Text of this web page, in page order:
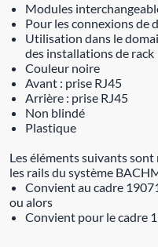
Modules
Pour les connexions de
Utilisation dans le
des installations de rack
Couleur noire
Avant : prise RJ45
Arrière : prise RJ45
Non blindé
Plastique
Les éléments suivants
les rails du système
Convient au cadre
ou alors
Convient pour le cadre